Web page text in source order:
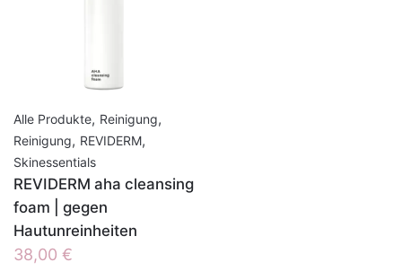
Alle Produkte, Reinigung,
Reinigung, REVIDERM,
Skinessentials
REVIDERM aha cleansing
foam | gegen
Hautunreinheiten
38,00 €